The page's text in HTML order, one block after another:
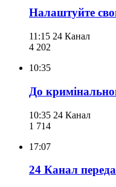
Налаштуйте
11:15 24 Канал
4 202
10:35
До
10:35 24 Канал
1 714
17:07
24 Канал